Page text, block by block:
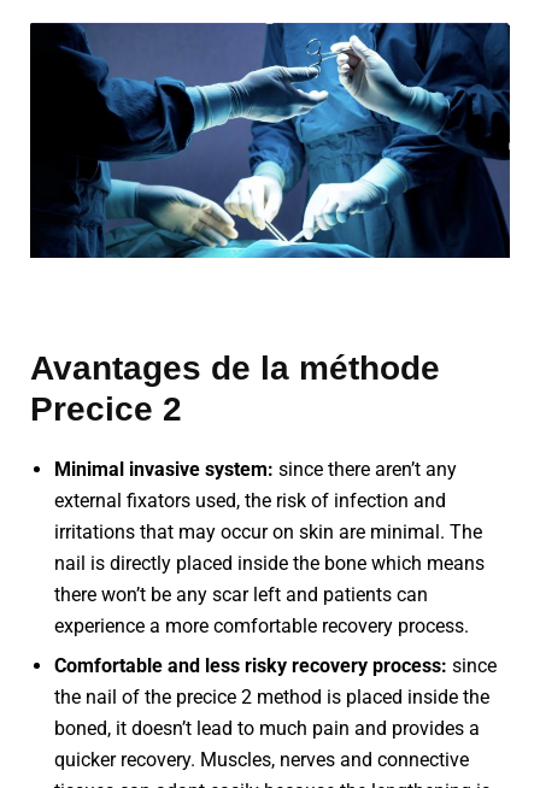
Avantages de la méthode
Precice 2
Minimal invasive system: since there aren’t any
external fixators used, the risk of infection and
irritations that may occur on skin are minimal. The
nail is directly placed inside the bone which means
there won’t be any scar left and patients can
experience a more comfortable recovery process.
Comfortable and less risky recovery process: since
the nail of the precice 2 method is placed inside the
boned, it doesn’t lead to much pain and provides a
quicker recovery. Muscles, nerves and connective